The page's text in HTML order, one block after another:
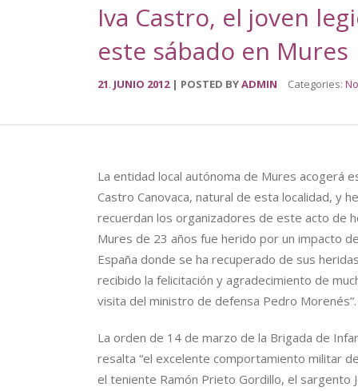
Iva Castro, el joven
este sábado en Mures
21 . JUNIO 2012 POSTED BYADMIN Categories:
La entidad local autónoma de Mures acogerá
Castro Canovaca, natural de esta localidad, y
recuerdan los organizadores de este acto de
Mures de 23 años fue herido por un impacto
España donde se ha recuperado de sus
recibido la felicitación y agradecimiento de
visita del ministro de defensa Pedro Morenés”.
La orden de 14 de marzo de la Brigada de
resalta “el excelente comportamiento militar
el teniente Ramón Prieto Gordillo, el sargento